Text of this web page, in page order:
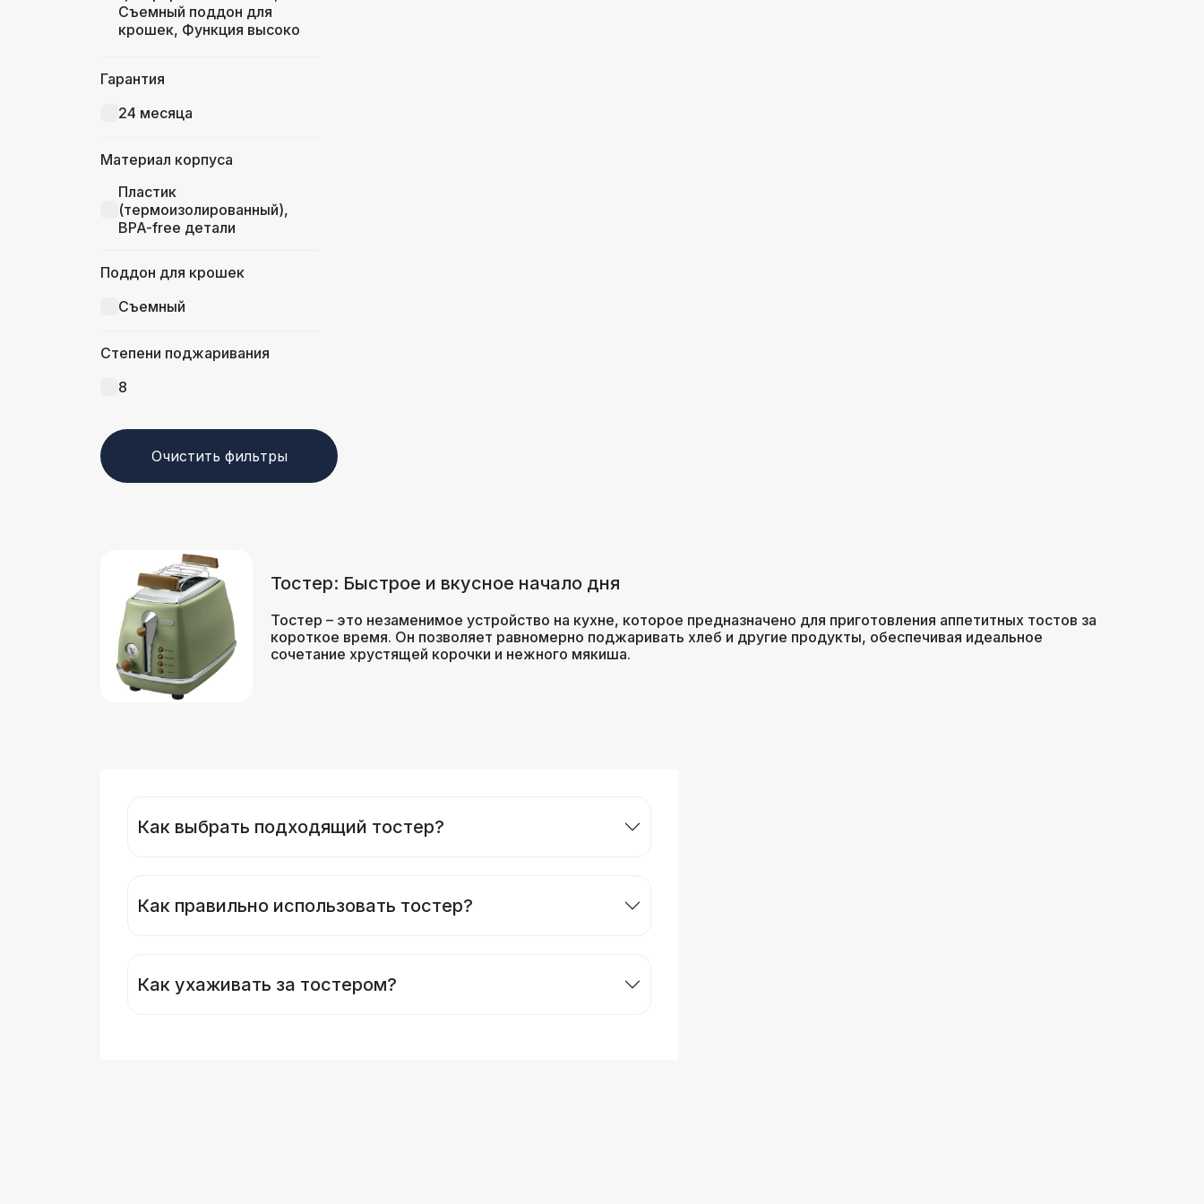
Съемный поддон для
крошек, Функция высоко
Defrost, Reheat, Stop, Bun
Гарантия
24 месяца
Материал корпуса
Пластик
(термоизолированный),
BPA-free детали
Поддон для крошек
Съемный
Степени поджаривания
8
Очистить фильтры
Тостер: Быстрое и вкусное начало дня
Тостер – это незаменимое устройство на кухне, которое предназначено для приготовления аппетитных тостов за
короткое время. Он позволяет равномерно поджаривать хлеб и другие продукты, обеспечивая идеальное
сочетание хрустящей корочки и нежного мякиша.
Как выбрать подходящий тостер?
Как правильно использовать тостер?
Как ухаживать за тостером?